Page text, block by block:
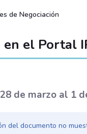
de Negociación
el Portal
de marzo al 1
del documento no